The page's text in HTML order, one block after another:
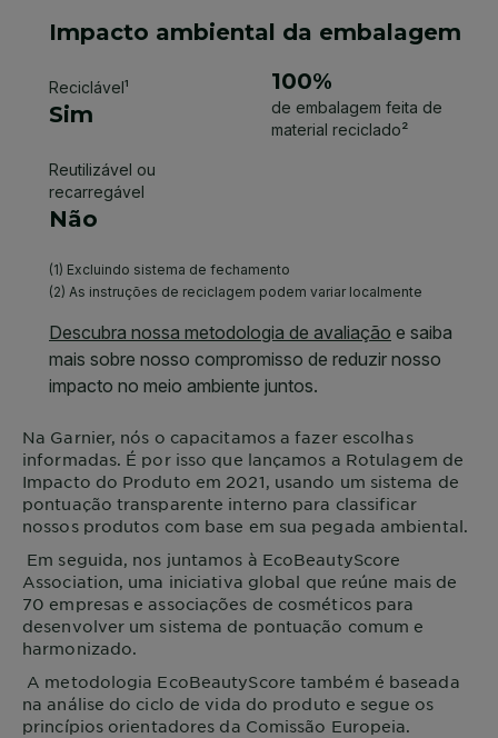
Na Garnier, nós o capacitamos a fazer escolhas
informadas. É por isso que lançamos a Rotulagem de
Impacto do Produto em 2021, usando um sistema de
pontuação transparente interno para classificar
nossos produtos com base em sua pegada ambiental.
Em seguida, nos juntamos à EcoBeautyScore
Association, uma iniciativa global que reúne mais de
70 empresas e associações de cosméticos para
desenvolver um sistema de pontuação comum e
harmonizado.
A metodologia EcoBeautyScore também é baseada
na análise do ciclo de vida do produto e segue os
princípios orientadores da Comissão Europeia.